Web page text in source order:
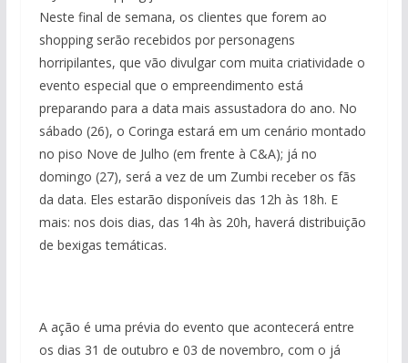
Neste final de semana, os clientes que forem ao
shopping serão recebidos por personagens
horripilantes, que vão divulgar com muita criatividade o
evento especial que o empreendimento está
preparando para a data mais assustadora do ano. No
sábado (26), o Coringa estará em um cenário montado
no piso Nove de Julho (em frente à C&A); já no
domingo (27), será a vez de um Zumbi receber os fãs
da data. Eles estarão disponíveis das 12h às 18h. E
mais: nos dois dias, das 14h às 20h, haverá distribuição
de bexigas temáticas.
A ação é uma prévia do evento que acontecerá entre
os dias 31 de outubro e 03 de novembro, com o já